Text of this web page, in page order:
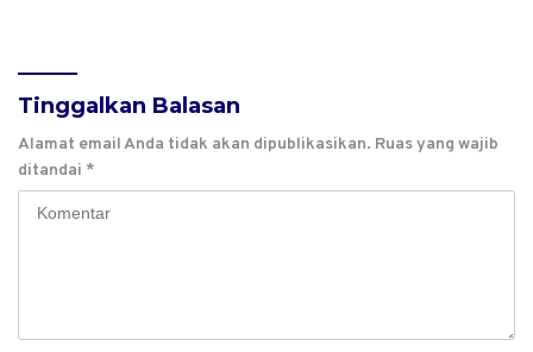
Tinggalkan Balasan
Alamat email Anda tidak akan dipublikasikan. Ruas yang wajib
ditandai *